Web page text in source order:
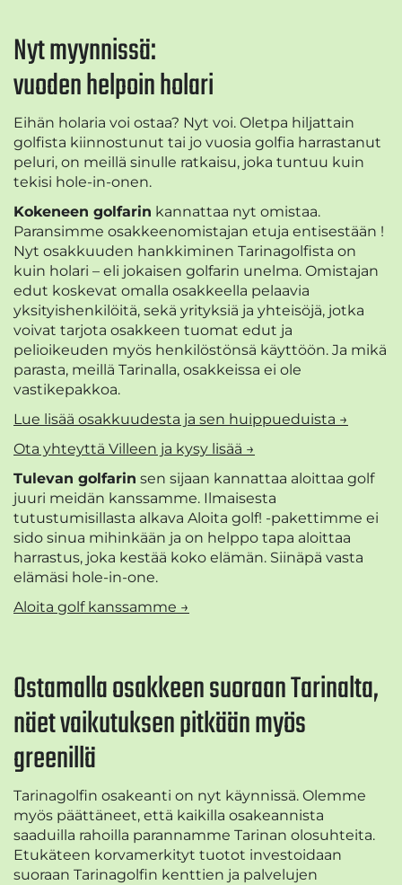
Nyt myynnissä:
vuoden helpoin holari
Eihän holaria voi ostaa? Nyt voi. Oletpa hiljattain
golfista kiinnostunut tai jo vuosia golfia harrastanut
peluri, on meillä sinulle ratkaisu, joka tuntuu kuin
tekisi hole-in-onen.
Kokeneen golfarin kannattaa nyt omistaa.
Paransimme osakkeenomistajan etuja entisestään !
Nyt osakkuuden hankkiminen Tarinagolfista on
kuin holari – eli jokaisen golfarin unelma. Omistajan
edut koskevat omalla osakkeella pelaavia
yksityishenkilöitä, sekä yrityksiä ja yhteisöjä, jotka
voivat tarjota osakkeen tuomat edut ja
pelioikeuden myös henkilöstönsä käyttöön. Ja mikä
parasta, meillä Tarinalla, osakkeissa ei ole
vastikepakkoa.
Lue lisää osakkuudesta ja sen huippueduista →
Ota yhteyttä Villeen ja kysy lisää →
Tulevan golfarin sen sijaan kannattaa aloittaa golf
juuri meidän kanssamme. Ilmaisesta
tutustumisillasta alkava Aloita golf! -pakettimme ei
sido sinua mihinkään ja on helppo tapa aloittaa
harrastus, joka kestää koko elämän. Siinäpä vasta
elämäsi hole-in-one.
Aloita golf kanssamme →
Ostamalla osakkeen suoraan Tarinalta,
näet vaikutuksen pitkään myös
greenillä
Tarinagolfin osakeanti on nyt käynnissä. Olemme
myös päättäneet, että kaikilla osakeannista
saaduilla rahoilla parannamme Tarinan olosuhteita.
Etukäteen korvamerkityt tuotot investoidaan
suoraan Tarinagolfin kenttien ja palvelujen